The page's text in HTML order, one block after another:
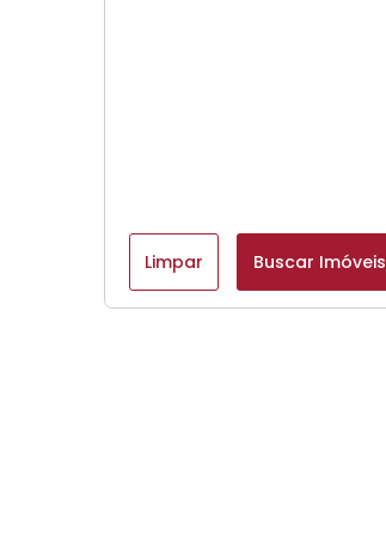
Limpar Buscar Imóveis